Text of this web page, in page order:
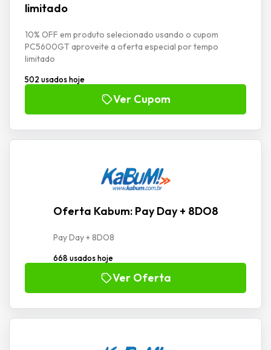
limitado
10% OFF em produto selecionado usando o cupom
PC5600GT aproveite a oferta especial por tempo
limitado
502 usados hoje
Ver Cupom
Oferta Kabum: Pay Day + 8DO8
Pay Day + 8DO8
668 usados hoje
Ver Oferta